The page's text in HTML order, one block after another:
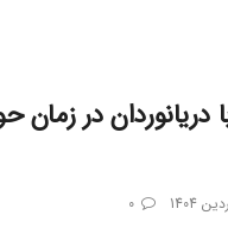
دریانوردان در زمان
0